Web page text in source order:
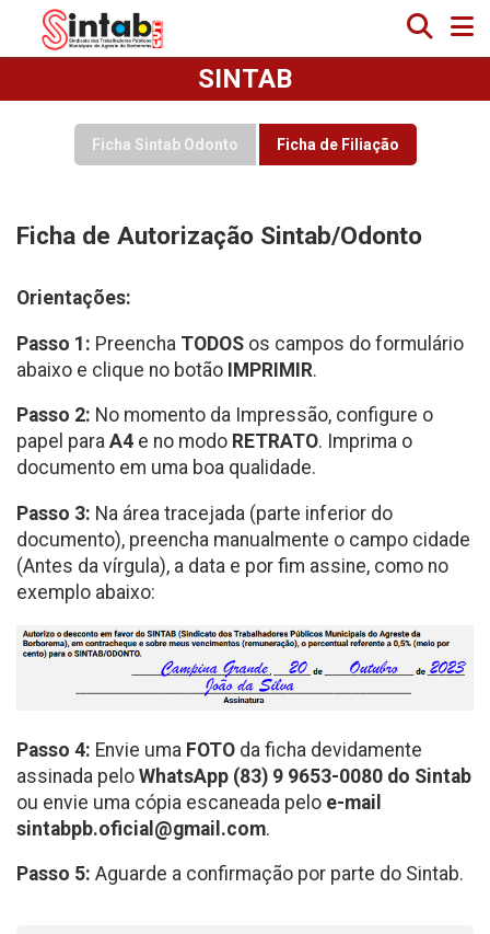
SINTAB
Ficha Sintab Odonto Ficha de Filiação
Ficha de Autorização Sintab/Odonto
Orientações:
Passo 1: Preencha TODOS os campos do formulário
abaixo e clique no botão IMPRIMIR.
Passo 2: No momento da Impressão, configure o
papel para A4 e no modo RETRATO. Imprima o
documento em uma boa qualidade.
Passo 3: Na área tracejada (parte inferior do
documento), preencha manualmente o campo cidade
(Antes da vírgula), a data e por fim assine, como no
exemplo abaixo:
Passo 4: Envie uma FOTO da ficha devidamente
assinada pelo WhatsApp (83) 9 9653-0080 do Sintab
ou envie uma cópia escaneada pelo e-mail
sintabpb.oficial@gmail.com.
Passo 5: Aguarde a confirmação por parte do Sintab.